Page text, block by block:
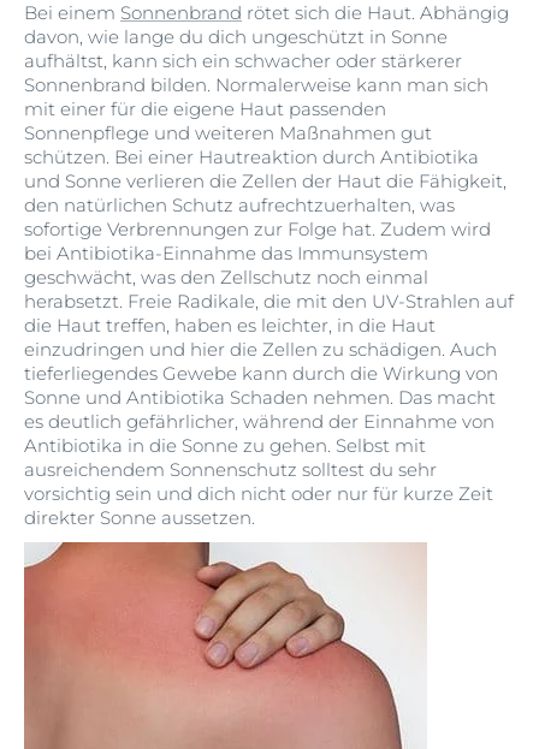
Bei einem Sonnenbrand rötet sich die Haut. Abhängig
davon, wie lange du dich ungeschützt in Sonne
aufhältst, kann sich ein schwacher oder stärkerer
Sonnenbrand bilden. Normalerweise kann man sich
mit einer für die eigene Haut passenden
Sonnenpflege und weiteren Maßnahmen gut
schützen. Bei einer Hautreaktion durch Antibiotika
und Sonne verlieren die Zellen der Haut die Fähigkeit,
den natürlichen Schutz aufrechtzuerhalten, was
sofortige Verbrennungen zur Folge hat. Zudem wird
bei Antibiotika-Einnahme das Immunsystem
geschwächt, was den Zellschutz noch einmal
herabsetzt. Freie Radikale, die mit den UV-Strahlen auf
die Haut treffen, haben es leichter, in die Haut
einzudringen und hier die Zellen zu schädigen. Auch
tieferliegendes Gewebe kann durch die Wirkung von
Sonne und Antibiotika Schaden nehmen. Das macht
es deutlich gefährlicher, während der Einnahme von
Antibiotika in die Sonne zu gehen. Selbst mit
ausreichendem Sonnenschutz solltest du sehr
vorsichtig sein und dich nicht oder nur für kurze Zeit
direkter Sonne aussetzen.